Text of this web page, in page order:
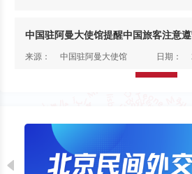
中国驻阿曼大使馆提醒中国旅客注意
来源： 中国驻阿曼大使馆 日期：